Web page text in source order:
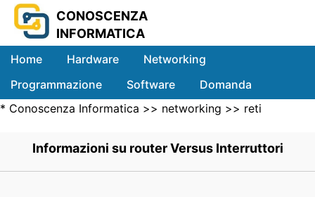
CONOSCENZA
INFORMATICA
Home Hardware
Networking
Programmazione
Software
Domanda
Sistemi
* Conoscenza Informatica >> networking >> reti
Informazioni su router Versus Interruttori